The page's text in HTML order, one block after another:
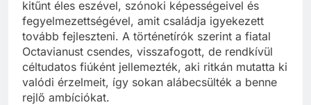
kitűnt éles eszével, szónoki képességeivel és
fegyelmezettségével, amit családja igyekezett
tovább fejleszteni. A történetírók szerint a fiatal
Octavianust csendes, visszafogott, de rendkívül
céltudatos fiúként jellemezték, aki ritkán mutatta ki
valódi érzelmeit, így sokan alábecsülték a benne
rejlő ambíciókat.